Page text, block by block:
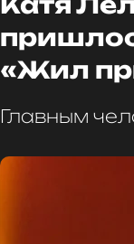
«Жил
Главным